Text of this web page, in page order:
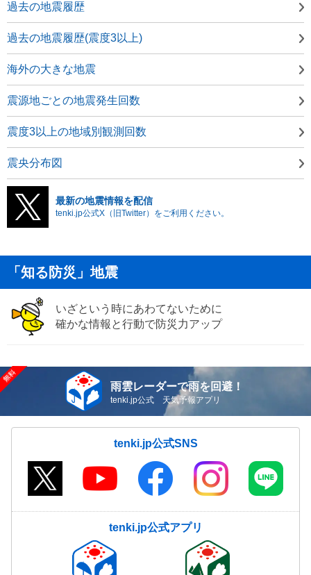
過去の地震履歴
過去の地震履歴(震度3以上)
海外の大きな地震
震源地ごとの地震発生回数
震度3以上の地域別観測回数
震央分布図
最新の地震情報を配信
tenki.jp公式X（旧Twitter）をご利用ください。
「知る防災」地震
いざという時にあわてないために
確かな情報と行動で防災力アップ
雨雲レーダーで雨を回避！
tenki.jp公式 天気予報アプリ
tenki.jp公式SNS
tenki.jp公式アプリ